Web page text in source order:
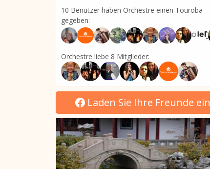
10 Benutzer haben Orchestre einen Touroba
gegeben:
Orchestre liebe 8 Mitglieder:
Laden Sie Ihre Freunde ein